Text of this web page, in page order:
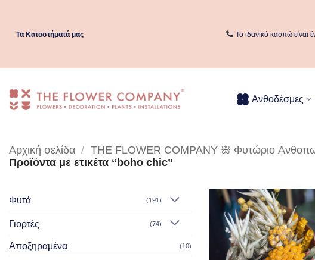
Τα Kαταστήματά μας Το ιδανικό κασπώ είναι
Ανθοδέσμες
Αρχική σελίδα / THE FLOWER COMPANY ꕥ Φυτώριο
Προϊόντα με ετικέτα “boho chic”
Φυτά (191)
Γιορτές (74)
Αποξηραμένα (10)